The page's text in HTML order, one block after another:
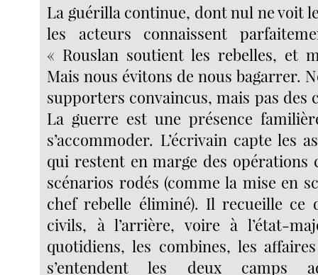
La guérilla continue, dont nul ne voit
les acteurs connaissent
« Rouslan soutient les rebelles, et
Mais nous évitons de nous bagarrer.
supporters convaincus, mais pas des
La guerre est une présence
s’accommoder. L’écrivain capte les
qui restent en marge des opérations
scénarios rodés (comme la mise en
chef rebelle éliminé). Il recueille ce
civils, à l’arrière, voire à l’état-
quotidiens, les combines, les
s’entendent les deux camps